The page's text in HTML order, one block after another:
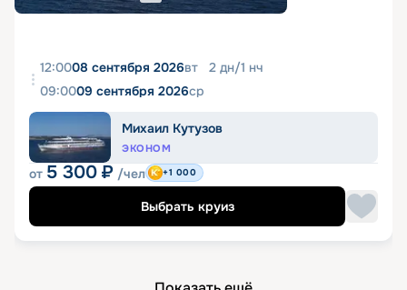
12:0008 сентября 2026вт 2 дн/1 нч
09:0009 сентября 2026ср
Михаил Кутузов
ЭКОНОМ
от 5 300 ₽ /чел +1 000
Выбрать круиз